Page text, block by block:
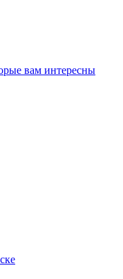
вам интересны